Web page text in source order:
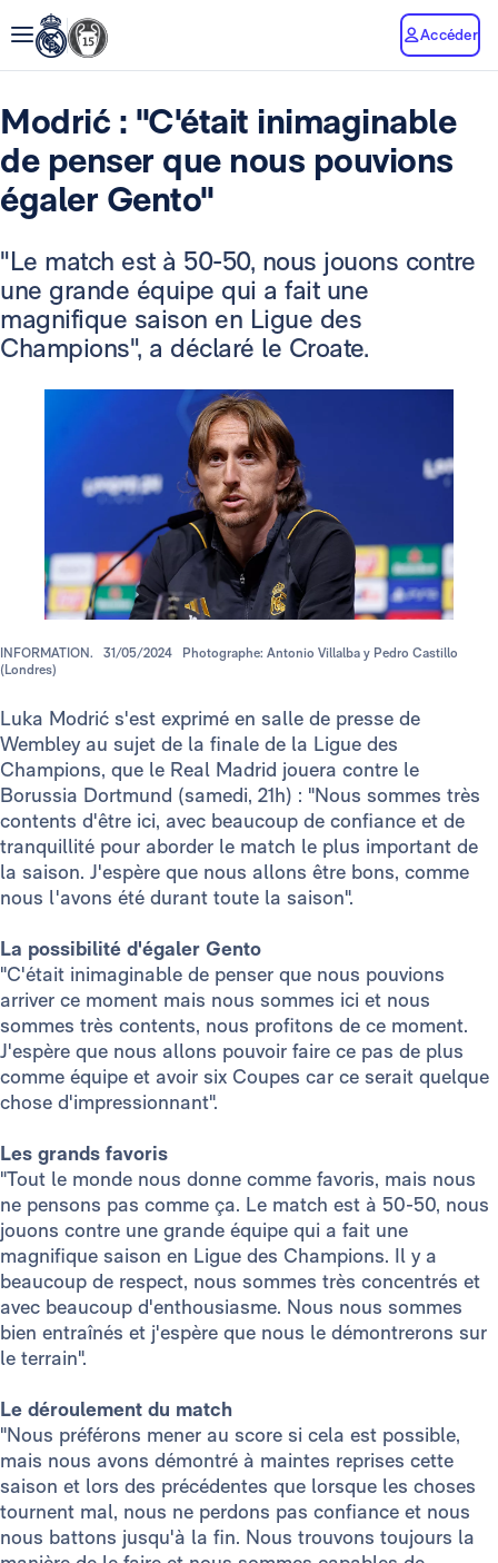
Accéder
Modrić : "C'était inimaginable
de penser que nous pouvions
égaler Gento"
"Le match est à 50-50, nous jouons contre
une grande équipe qui a fait une
magnifique saison en Ligue des
Champions", a déclaré le Croate.
INFORMATION. 31/05/2024
Photographe: Antonio Villalba y Pedro Castillo
(Londres)
Luka Modrić s'est exprimé en salle de presse de
Wembley au sujet de la finale de la Ligue des
Champions, que le Real Madrid jouera contre le
Borussia Dortmund (samedi, 21h) : "Nous sommes très
contents d'être ici, avec beaucoup de confiance et de
tranquillité pour aborder le match le plus important de
la saison. J'espère que nous allons être bons, comme
nous l'avons été durant toute la saison".
La possibilité d'égaler Gento
"C'était inimaginable de penser que nous pouvions
arriver ce moment mais nous sommes ici et nous
sommes très contents, nous profitons de ce moment.
J'espère que nous allons pouvoir faire ce pas de plus
comme équipe et avoir six Coupes car ce serait quelque
chose d'impressionnant".
Les grands favoris
"Tout le monde nous donne comme favoris, mais nous
ne pensons pas comme ça. Le match est à 50-50, nous
jouons contre une grande équipe qui a fait une
magnifique saison en Ligue des Champions. Il y a
beaucoup de respect, nous sommes très concentrés et
avec beaucoup d'enthousiasme. Nous nous sommes
bien entraînés et j'espère que nous le démontrerons sur
le terrain".
Le déroulement du match
"Nous préférons mener au score si cela est possible,
mais nous avons démontré à maintes reprises cette
saison et lors des précédentes que lorsque les choses
tournent mal, nous ne perdons pas confiance et nous
nous battons jusqu'à la fin. Nous trouvons toujours la